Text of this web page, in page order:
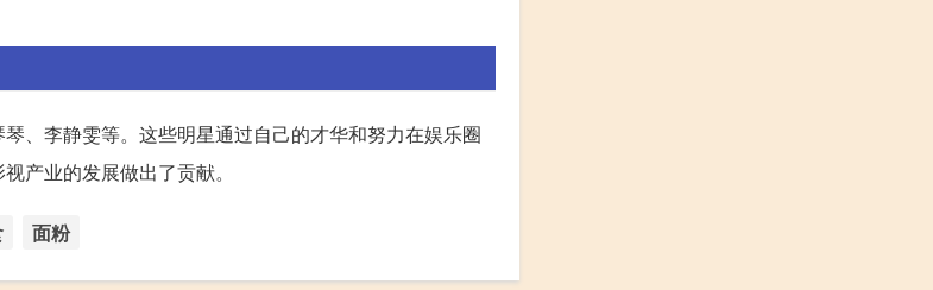
、李静雯等。这些明星通过自己的才华和努力在娱乐圈
产业的发展做出了贡献。
面粉